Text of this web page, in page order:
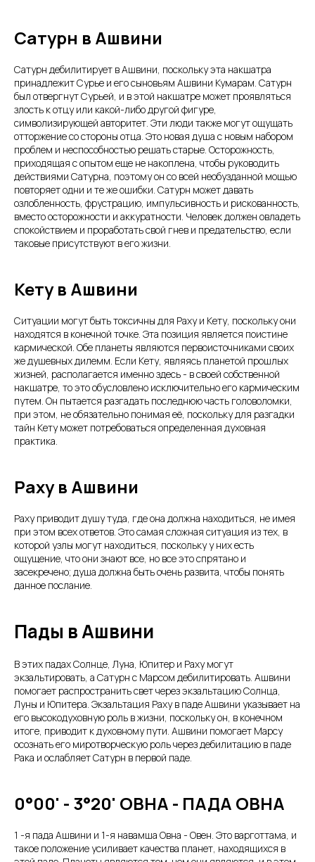
Сатурн в Ашвини
Сатурн дебилитирует в Ашвини, поскольку эта накшатра
принадлежит Сурье и его сыновьям Ашвини Кумарам. Сатурн
был отвергнут Сурьей, и в этой накшатре может проявляться
злость к отцу или какой-либо другой фигуре,
символизирующей авторитет. Эти люди также могут ощущать
отторжение со стороны отца. Это новая душа с новым набором
проблем и неспособностью решать старые. Осторожность,
приходящая с опытом еще не накоплена, чтобы руководить
действиями Сатурна, поэтому он со всей необузданной мощью
повторяет одни и те же ошибки. Сатурн может давать
озлобленность, фрустрацию, импульсивность и рискованность,
вместо осторожности и аккуратности. Человек должен овладеть
спокойствием и проработать свой гнев и предательство, если
таковые присутствуют в его жизни.
Кету в Ашвини
Ситуации могут быть токсичны для Раху и Кету, поскольку они
находятся в конечной точке. Эта позиция является поистине
кармической. Обе планеты являются первоисточниками своих
же душевных дилемм. Если Кету, являясь планетой прошлых
жизней, располагается именно здесь - в своей собственной
накшатре, то это обусловлено исключительно его кармическим
путем. Он пытается разгадать последнюю часть головоломки,
при этом, не обязательно понимая её, поскольку для разгадки
тайн Кету может потребоваться определенная духовная
практика.
Раху в Ашвини
Раху приводит душу туда, где она должна находиться, не имея
при этом всех ответов. Это самая сложная ситуация из тех, в
которой узлы могут находиться, поскольку у них есть
ощущение, что они знают все, но все это спрятано и
засекречено; душа должна быть очень развита, чтобы понять
данное послание.
Пады в Ашвини
В этих падах Солнце, Луна, Юпитер и Раху могут
экзальтировать, а Сатурн с Марсом дебилитировать. Ашвини
помогает распространить свет через экзальтацию Солнца,
Луны и Юпитера. Экзальтация Раху в паде Ашвини указывает на
его высокодуховную роль в жизни, поскольку он, в конечном
итоге, приводит к духовному пути. Ашвини помогает Марсу
осознать его миротворческую роль через дебилитацию в паде
Рака и ослабляет Сатурн в первой паде.
0°00' - 3°20' ОВНА - ПАДА ОВНА
1 -я пада Ашвини и 1-я навамша Овна - Овен. Это варготтама, и
такое положение усиливает качества планет, находящихся в